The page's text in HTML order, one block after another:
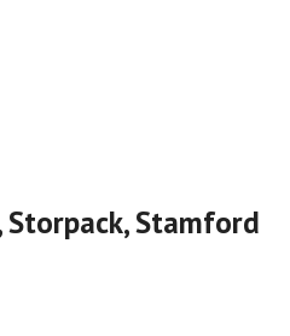
Stamford